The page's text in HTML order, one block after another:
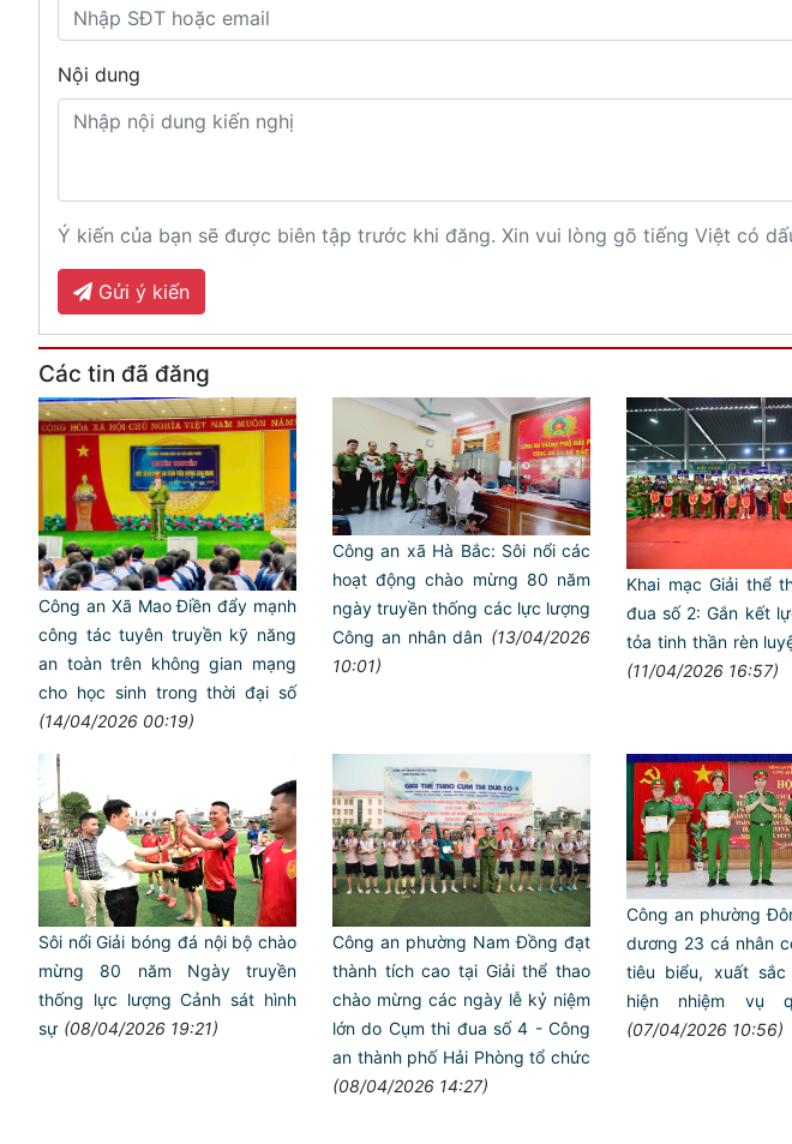
Nội dung
Ý kiến của bạn sẽ được biên tập trước khi đăng. Xin vui lòng gõ tiếng Việt có
Gửi ý kiến
Các tin đã đăng
Công an Xã Mao Điền đẩy mạnh
công tác tuyên truyền kỹ năng
an toàn trên không gian mạng
cho học sinh trong thời đại số
(14/04/2026 00:19)
Công an xã Hà Bắc: Sôi nổi các
hoạt động chào mừng 80 năm
ngày truyền thống các lực lượng
Công an nhân dân (13/04/2026
10:01)
Khai mạc Giải thể
đua số 2: Gắn kết
tỏa tinh thần rèn
(11/04/2026 16:57)
Sôi nổi Giải bóng đá nội bộ chào
mừng 80 năm Ngày truyền
thống lực lượng Cảnh sát hình
sự (08/04/2026 19:21)
Công an phường Nam Đồng đạt
thành tích cao tại Giải thể thao
chào mừng các ngày lễ kỷ niệm
lớn do Cụm thi đua số 4 - Công
an thành phố Hải Phòng tổ chức
(08/04/2026 14:27)
Công an phường
dương 23 cá nhân
tiêu biểu, xuất
hiện nhiệm vụ
(07/04/2026 10:56)